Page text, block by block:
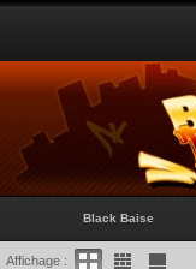
Black Baise
Affichage :